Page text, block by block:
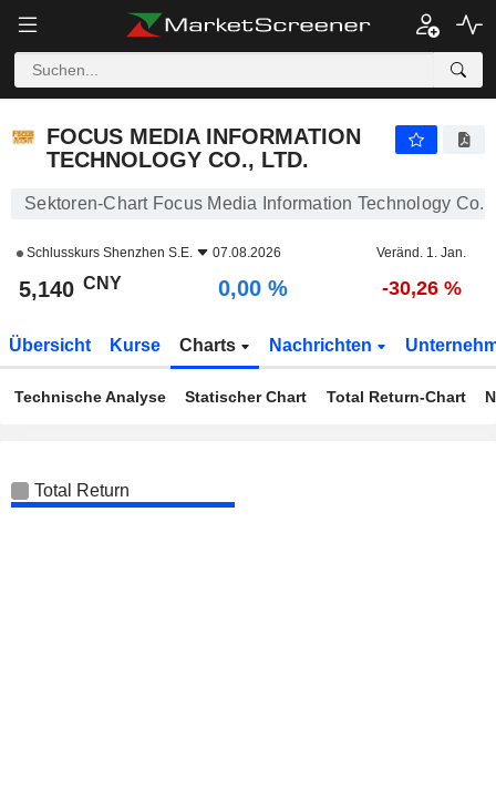
FOCUS MEDIA INFORMATION
TECHNOLOGY CO., LTD.
Sektoren-Chart Focus Media Information Technology Co.,
Schlusskurs Shenzhen S.E. 07.08.2026 Veränd. 1. Jan.
5,140 CNY 0,00 % -30,26 %
Übersicht Kurse Charts Nachrichten
Technische Analyse Statischer Chart Total Return-Chart
Total Return